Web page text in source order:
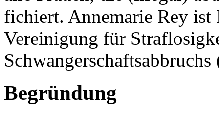
fichiert. Annemarie Rey ist
Vereinigung für
Schwangerschaftsabbruchs
Begründung